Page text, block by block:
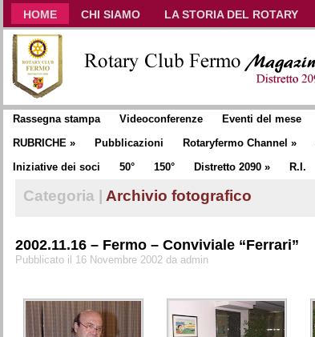
HOME CHI SIAMO LA STORIA DEL ROTARY
CLUB COMMUNICATOR
Rassegna stampa Videoconferenze Eventi del mese
RUBRICHE » Pubblicazioni Rotaryfermo Channel »
Iniziative dei soci
50° 150° Distretto 2090 » R.I.
Categoria | Archivio fotografico
2002.11.16 – Fermo – Conviviale “Ferrari”
Pubblicato il 16 Novembre 2002 da admin